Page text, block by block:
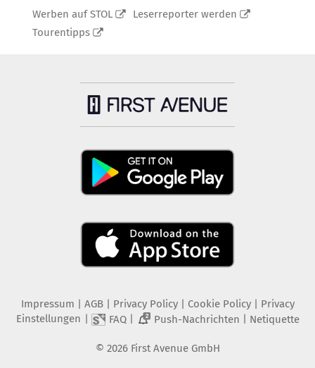
Werben auf STOL
Leserreporter werden
Tourentipps
Impressum AGB Privacy Policy| Cookie Policy| Privacy
Einstellungen
FAQ| 2 Push-Nachrichten Netiquette
© 2026 First Avenue GmbH